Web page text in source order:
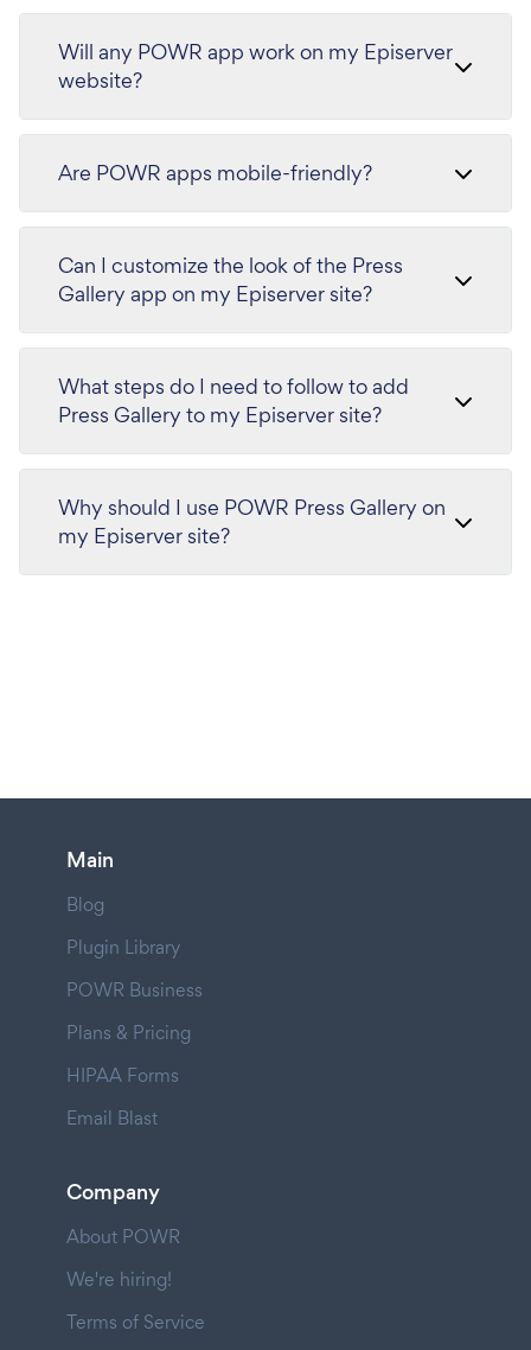
Will any POWR app work on my Episerver
website?
Are POWR apps mobile-friendly?
Can I customize the look of the Press
Gallery app on my Episerver site?
What steps do I need to follow to add
Press Gallery to my Episerver site?
Why should I use POWR Press Gallery on
my Episerver site?
Main
Blog
Plugin Library
POWR Business
Plans & Pricing
HIPAA Forms
Email Blast
Company
About POWR
We're hiring!
Terms of Service